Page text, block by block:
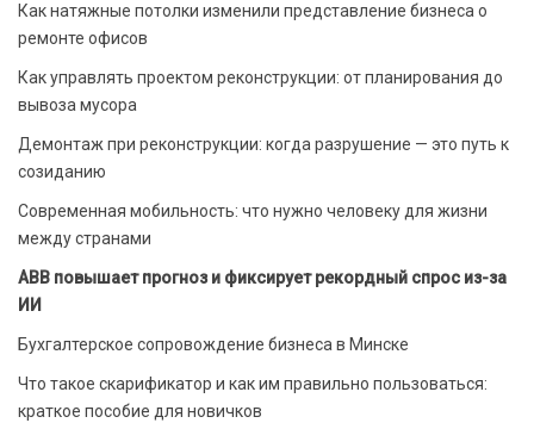
Как натяжные потолки изменили представление бизнеса о
ремонте офисов
Как управлять проектом реконструкции: от планирования до
вывоза мусора
Демонтаж при реконструкции: когда разрушение — это путь к
созиданию
Современная мобильность: что нужно человеку для жизни
между странами
ABB повышает прогноз и фиксирует рекордный спрос из-за
ИИ
Бухгалтерское сопровождение бизнеса в Минске
Что такое скарификатор и как им правильно пользоваться:
краткое пособие для новичков